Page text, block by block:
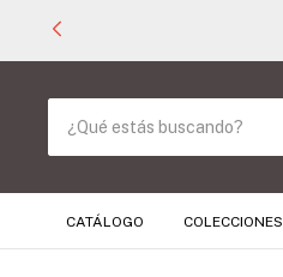
CATÁLOGO COLECCIONES